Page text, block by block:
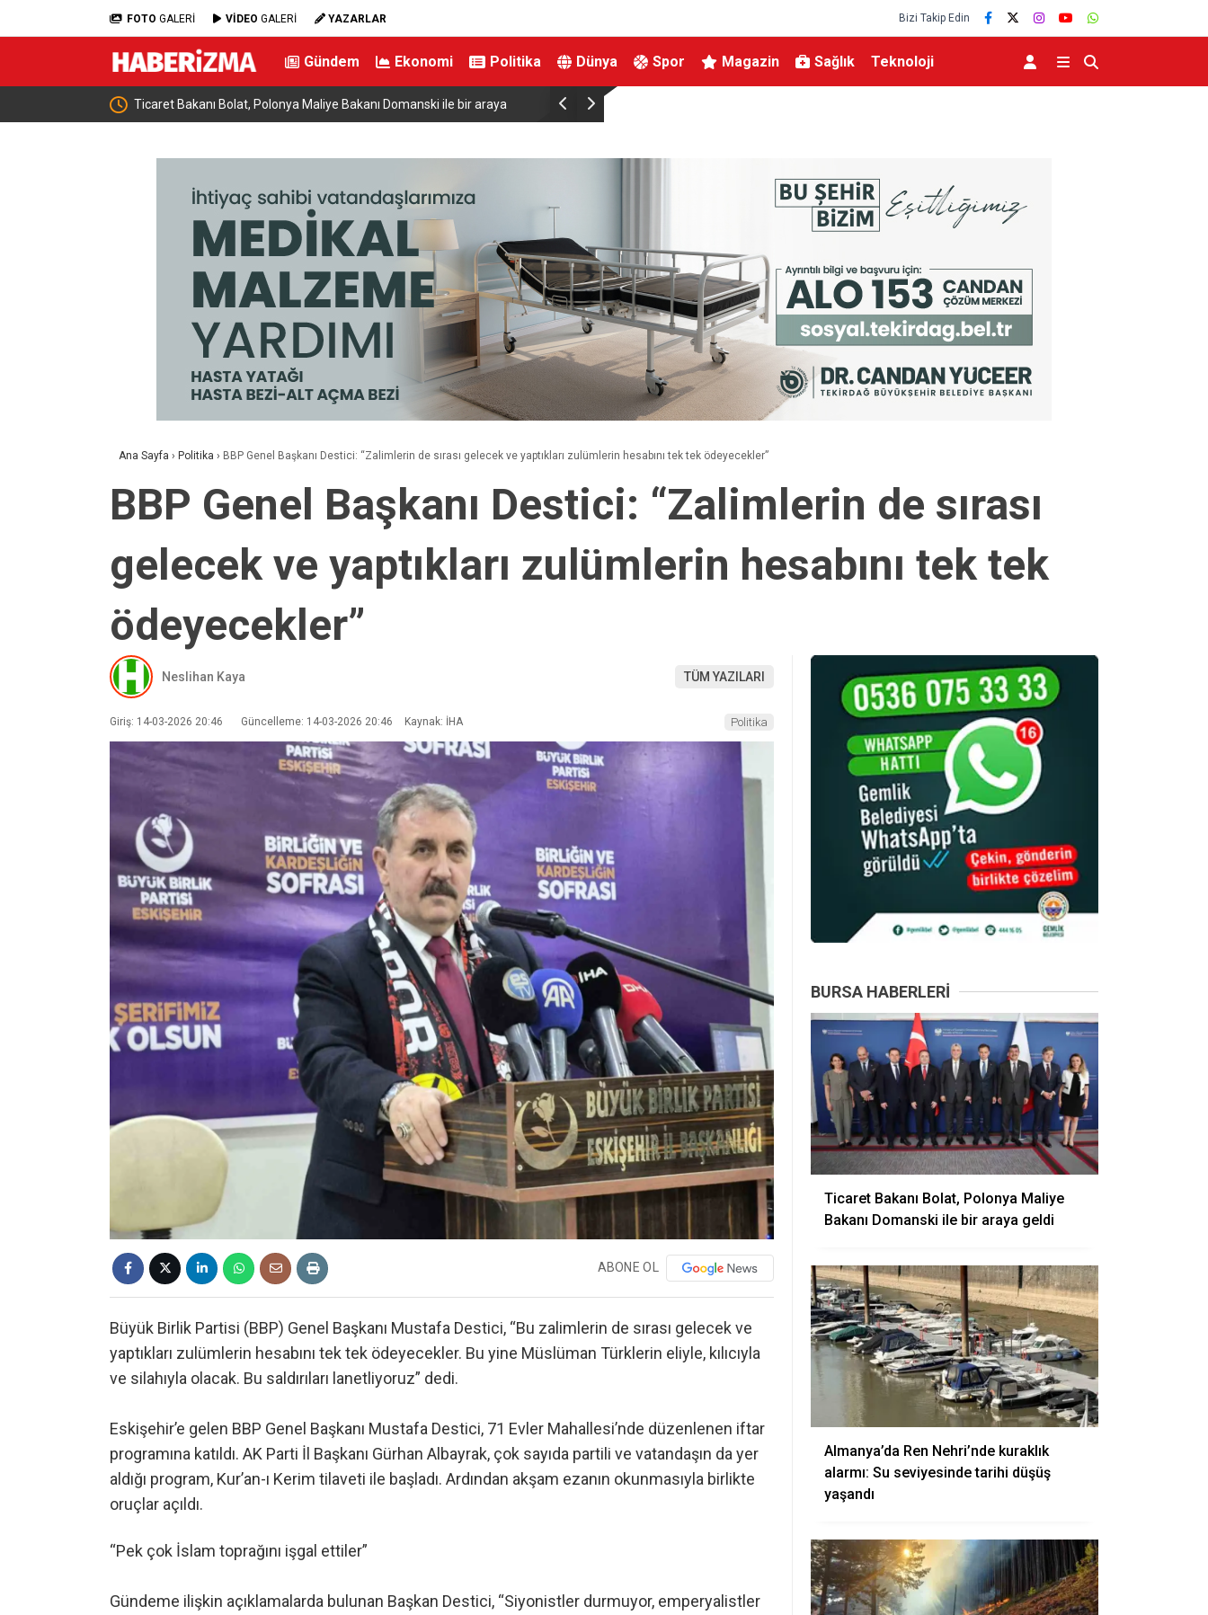
FOTO GALERİ VİDEO GALERİ YAZARLAR Bizi Takip Edin
Gündem Ekonomi Politika Dünya Spor Magazin Sağlık Teknoloji
Ticaret Bakanı Bolat, Polonya Maliye Bakanı Domanski ile bir araya Almanya’da Ren Nehri’nde kuraklık alarmı: Su seviyesinde tarihi düşüş
Ana Sayfa › Politika › BBP Genel Başkanı Destici: “Zalimlerin de sırası gelecek ve yaptıkları zulümlerin hesabını tek tek ödeyecekler”
BBP Genel Başkanı Destici: “Zalimlerin de sırası
gelecek ve yaptıkları zulümlerin hesabını tek tek
ödeyecekler”
Neslihan Kaya TÜM YAZILARI
Giriş: 14-03-2026 20:46 Güncelleme: 14-03-2026 20:46 Kaynak: İHA Politika
ABONE OL
Büyük Birlik Partisi (BBP) Genel Başkanı Mustafa Destici, “Bu zalimlerin de sırası gelecek ve
yaptıkları zulümlerin hesabını tek tek ödeyecekler. Bu yine Müslüman Türklerin eliyle, kılıcıyla
ve silahıyla olacak. Bu saldırıları lanetliyoruz” dedi.
Eskişehir’e gelen BBP Genel Başkanı Mustafa Destici, 71 Evler Mahallesi’nde düzenlenen iftar
programına katıldı. AK Parti İl Başkanı Gürhan Albayrak, çok sayıda partili ve vatandaşın da yer
aldığı program, Kur’an-ı Kerim tilaveti ile başladı. Ardından akşam ezanın okunmasıyla birlikte
oruçlar açıldı.
“Pek çok İslam toprağını işgal ettiler”
Gündeme ilişkin açıklamalarda bulunan Başkan Destici, “Siyonistler durmuyor, emperyalistler
BURSA HABERLERI
Ticaret Bakanı Bolat, Polonya Maliye
Bakanı Domanski ile bir araya geldi
Almanya’da Ren Nehri’nde kuraklık
alarmı: Su seviyesinde tarihi düşüş
yaşandı